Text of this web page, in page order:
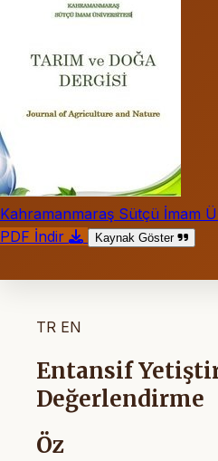
Kahramanmaraş Sütçü İmam
PDF İndir
Kaynak Göster
TR EN
Entansif
Değerlendirme
Öz